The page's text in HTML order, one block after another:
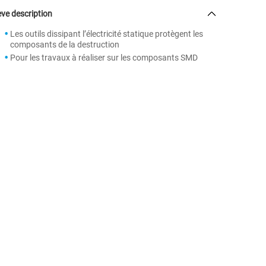
description
Les outils dissipant l’électricité statique protègent les
composants de la destruction
Pour les travaux à réaliser sur les composants SMD